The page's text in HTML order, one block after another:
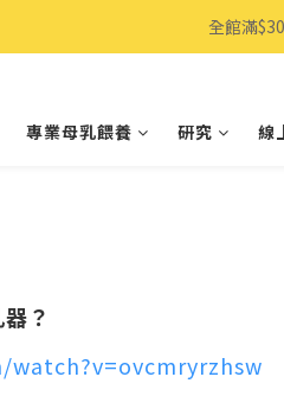
全館滿
全館滿
全館滿
專業母乳餵養 研究 線
？